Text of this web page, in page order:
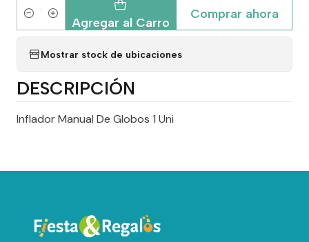
Cantidad Agregar al Carro
Comprar ahora
Mostrar stock de ubicaciones
DESCRIPCIÓN
Inflador Manual De Globos 1 Uni